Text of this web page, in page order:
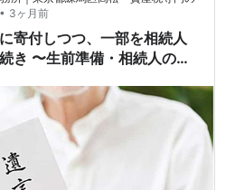
雑になりやすく、専門的な検討
務上は、どちらか一方を選…
• 3ヶ月前
寄付しつつ、一部を相続人
人の手